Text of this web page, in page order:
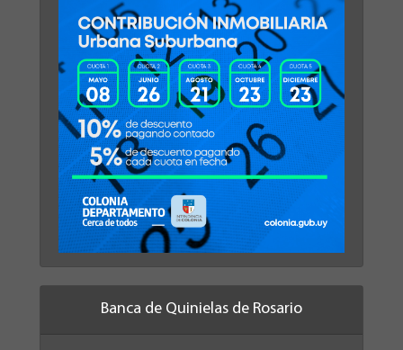
Banca de Quinielas de Rosario